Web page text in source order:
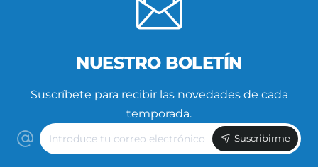
NUESTRO BOLETÍN
Suscríbete para recibir las novedades de cada
temporada.
Introduce
tu
correo
Suscribirme